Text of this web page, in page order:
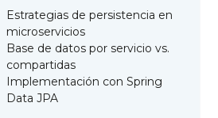
Estrategias de persistencia en
microservicios
Base de datos por servicio vs.
compartidas
Implementación con Spring
Data JPA